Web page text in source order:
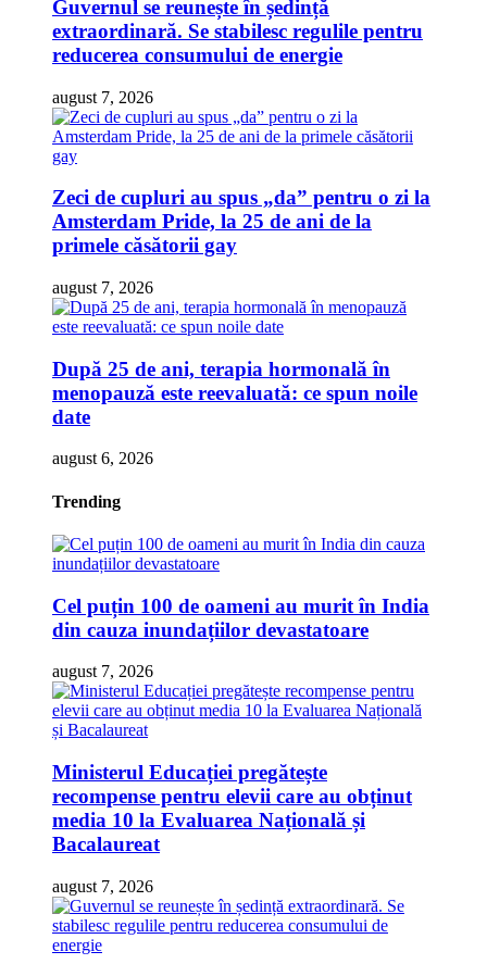
Guvernul se reunește în ședință
extraordinară. Se stabilesc regulile pentru
reducerea consumului de energie
august 7, 2026
Zeci de cupluri au spus „da” pentru o zi la
Amsterdam Pride, la 25 de ani de la
primele căsătorii gay
august 7, 2026
După 25 de ani, terapia hormonală în
menopauză este reevaluată: ce spun noile
date
august 6, 2026
Trending
Cel puțin 100 de oameni au murit în India
din cauza inundațiilor devastatoare
august 7, 2026
Ministerul Educației pregătește
recompense pentru elevii care au obținut
media 10 la Evaluarea Națională și
Bacalaureat
august 7, 2026